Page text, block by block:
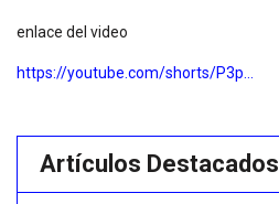
enlace del video
https://youtube.com/shorts/P3p...
Artículos Destacados